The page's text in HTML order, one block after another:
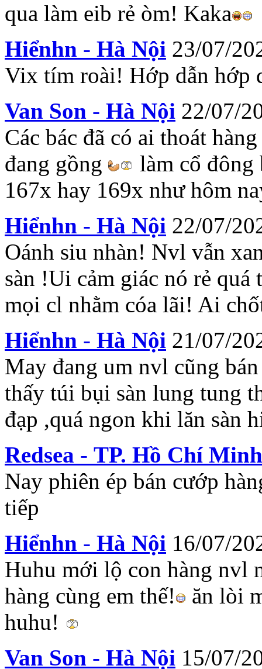
qua làm eib rẻ òm! Kaka
Hiểnhn - Hà Nội 23/07/
Vix tím roài! Hớp dẫn hớp
Van Son - Hà Nội 22/07/
Các bác đã có ai thoát
đang gồng
làm cổ đông
167x hay 169x như hôm
Hiểnhn - Hà Nội 22/07/
Oánh siu nhàn! Nvl vẫn
sàn !Ui cảm giác nó rẻ quá
mọi cl nhằm cóa lãi! Ai
Hiểnhn - Hà Nội 21/07/
May đang um nvl cũng
thấy túi bụi sàn lung tung
đạp ,quá ngon khi lăn sàn
Redsea - TP. Hồ Chí Minh
Nay phiên ép bán cướp
tiếp
Hiểnhn - Hà Nội 16/07/
Huhu mới lộ con hàng nvl
hàng cùng em thế!
ăn lòi
huhu!
Van Son - Hà Nội 15/07/